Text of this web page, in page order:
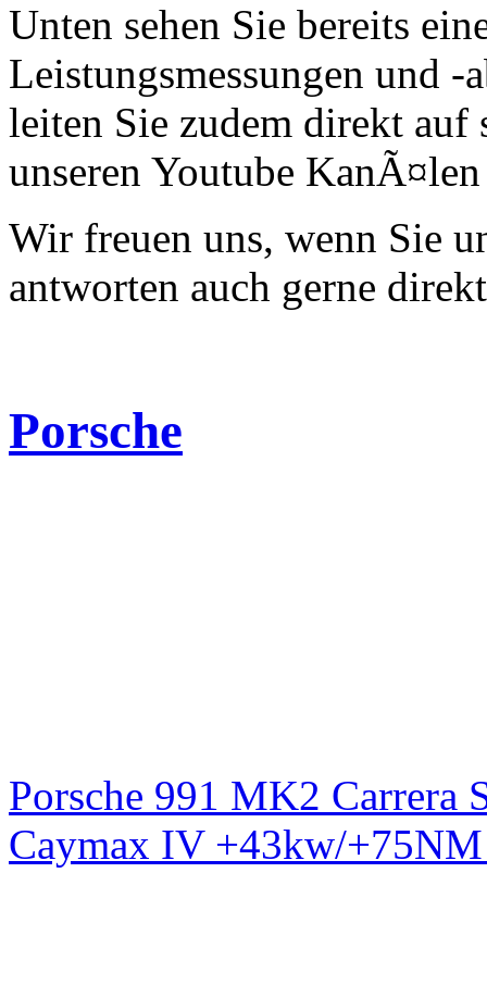
Unten sehen Sie bereits
Leistungsmessungen und -
leiten Sie zudem direkt auf
unseren Youtube
Wir freuen uns, wenn Sie
antworten auch gerne
Porsche
Porsche 991 MK2 Carrera
Caymax IV +43kw/